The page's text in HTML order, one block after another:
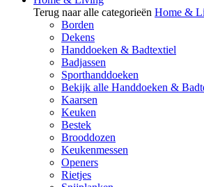
Terug naar alle categorieën Home &
Borden
Dekens
Handdoeken & Badtextiel
Badjassen
Sporthanddoeken
Bekijk alle Handdoeken &
Kaarsen
Keuken
Bestek
Brooddozen
Keukenmessen
Openers
Rietjes